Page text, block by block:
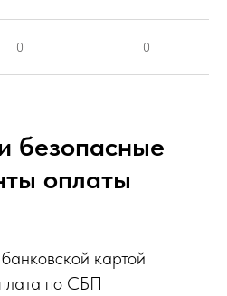
0 0
безопасные
оплаты
картой
по СБП